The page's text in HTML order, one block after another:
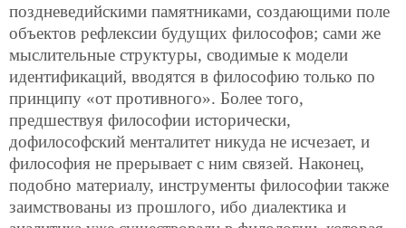
поздневедийскими памятниками, создающими поле
объектов рефлексии будущих философов; сами же
мыслительные структуры, сводимые к модели
идентификаций, вводятся в философию только по
принципу «от противного». Более того,
предшествуя философии исторически,
дофилософский менталитет никуда не исчезает, и
философия не прерывает с ним связей. Наконец,
подобно материалу, инструменты философии также
заимствованы из прошлого, ибо диалектика и